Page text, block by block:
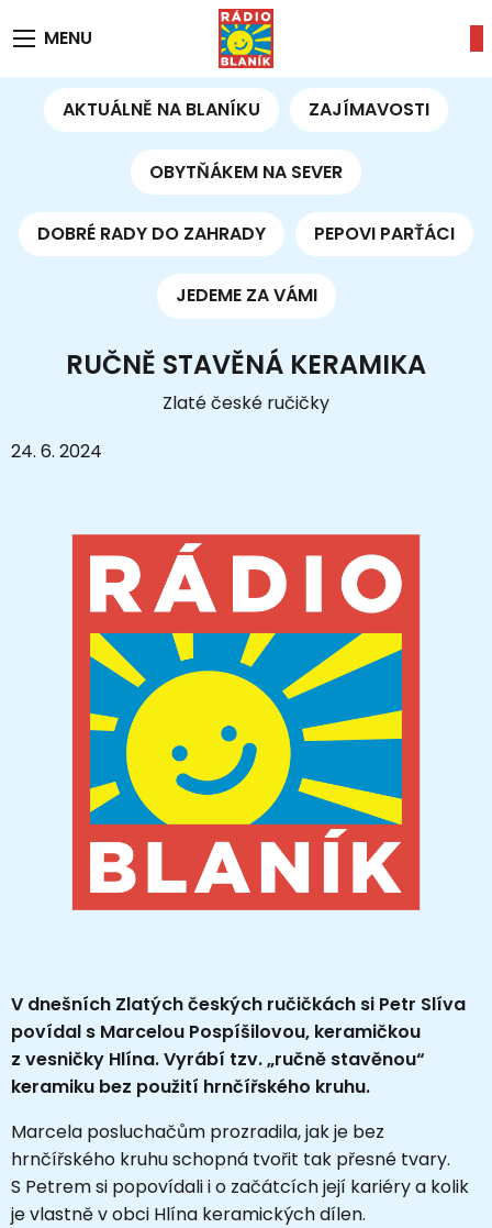
MENU
AKTUÁLNĚ NA BLANÍKU ZAJÍMAVOSTI
OBYTŇÁKEM NA SEVER
DOBRÉ RADY DO ZAHRADY PEPOVI PARŤÁCI
JEDEME ZA VÁMI
RUČNĚ STAVĚNÁ KERAMIKA
Zlaté české ručičky
24. 6. 2024
V dnešních Zlatých českých ručičkách si Petr Slíva
povídal s Marcelou Pospíšilovou, keramičkou
z vesničky Hlína. Vyrábí tzv. „ručně stavěnou“
keramiku bez použití hrnčířského kruhu.
Marcela posluchačům prozradila, jak je bez
hrnčířského kruhu schopná tvořit tak přesné tvary.
S Petrem si popovídali i o začátcích její kariéry a kolik
je vlastně v obci Hlína keramických dílen.